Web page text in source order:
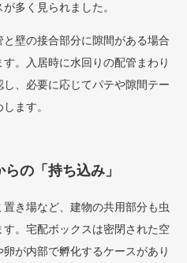
多く見られました。
壁の接合部分に隙間がある場合
。入居時に水回りの配管まわり
、必要に応じてパテや隙間テー
ます。
の「持ち込み」
き場など、建物の共用部分も虫
。宅配ボックスは密閉された空
が内部で孵化するケースがあり